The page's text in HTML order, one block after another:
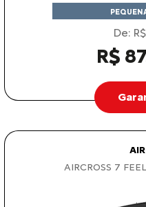
De:
R$
AIRCROSS 7